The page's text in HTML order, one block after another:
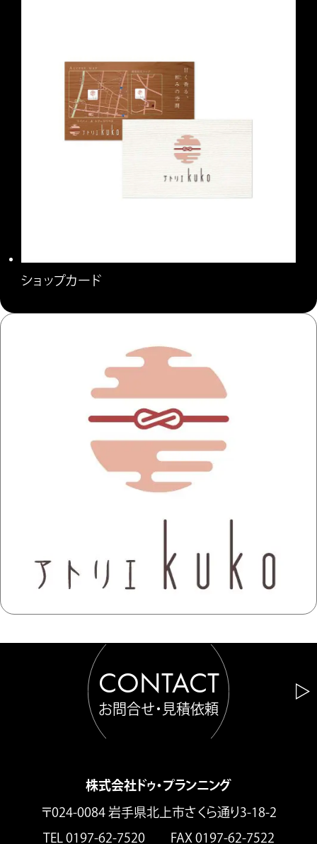
ショップカード
CONTACT
お問合せ・見積依頼
株式会社ドゥ・プランニング
〒024-0084 岩手県北上市さくら通り3-18-2
TEL 0197-62-7520 FAX 0197-62-7522